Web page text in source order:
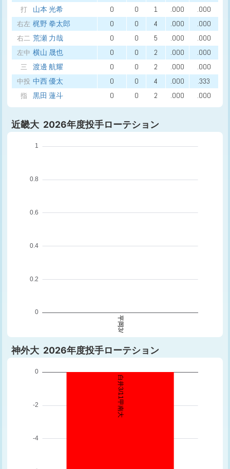
打 山本 光希 0 0 1 .000 .000
右左 梶野 拳太郎 0 0 4 .000 .000
右二 荒瀬 力哉 0 0 5 .000 .000
左中 横山 晟也 0 0 2 .000 .000
三 渡邊 航耀 0 0 2 .000 .000
中投 中西 優太 0 0 4 .000 .333
指 黒田 蓮斗 0 0 2 .000 .000
近畿大 2026年度投手ローテション
神外大 2026年度投手ローテション